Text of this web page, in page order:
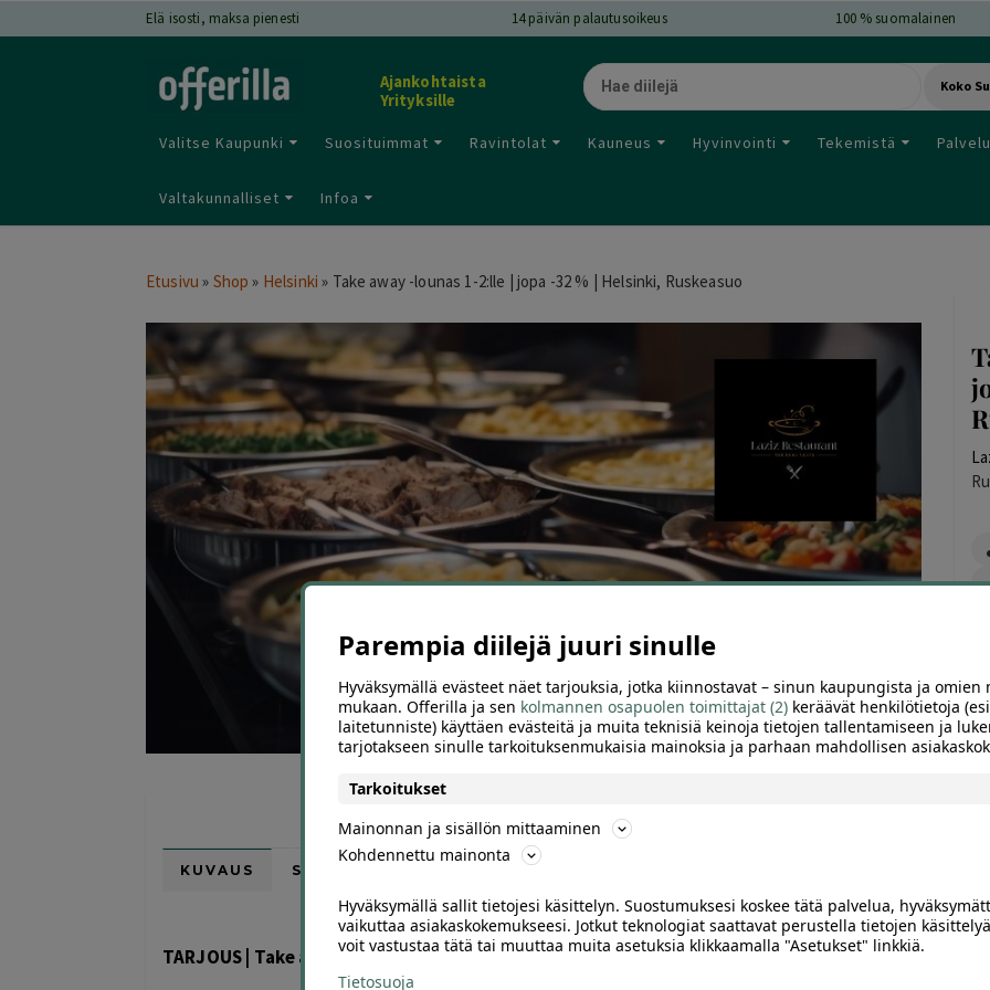
Elä isosti, maksa pienesti 14päivän palautusoikeus 100 % suomalainen
Ajankohtaista
Yrityksille
Koko
Valitse Kaupunki Suosituimmat Ravintolat Kauneus Hyvinvointi Tekemistä
Valtakunnalliset Infoa
Etusivu » Shop » Helsinki » Take away -lounas 1-2:lle | jopa -32 % | Helsinki, Ruskeasuo
KUVAUS SIJAINTI KARTALLA ARVIOT (0)
TARJOUS | Take away -lounas 1-2:lle | Helsinki, Ruskeasuo
Parempia diilejä juuri sinulle
Hyväksymällä evästeet näet tarjouksia, jotka kiinnostavat – sinun kaupungista ja omien
mukaan. Offerilla ja sen kolmannen osapuolen toimittajat (2) keräävät henkilötietoja
laitetunniste) käyttäen evästeitä ja muita teknisiä keinoja tietojen tallentamiseen ja
tarjotakseen sinulle tarkoituksenmukaisia mainoksia ja parhaan mahdollisen
Tarkoitukset
Mainonnan ja sisällön mittaaminen
Kohdennettu mainonta
Hyväksymällä sallit tietojesi käsittelyn. Suostumuksesi koskee tätä palvelua,
vaikuttaa asiakaskokemukseesi. Jotkut teknologiat saattavat perustella tietojen
voit vastustaa tätä tai muuttaa muita asetuksia klikkaamalla "Asetukset" linkkiä.
Tietosuoja